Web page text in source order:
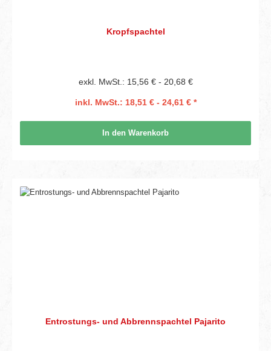
Kropfspachtel
exkl. MwSt.: 15,56 € - 20,68 €
inkl. MwSt.: 18,51 € - 24,61 € *
In den Warenkorb
Entrostungs- und Abbrennspachtel Pajarito